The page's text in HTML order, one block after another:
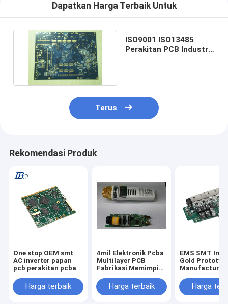
Dapatkan Harga Terbaik Untuk
ISO9001 ISO13485
Perakitan PCB Industri
Terus
Rekomendasi Produk
One stop OEM smt
AC inverter papan
pcb perakitan pcba
Harga terbaik
4mil Elektronik Pcba
Multilayer PCB
Fabrikasi Memimpin
Harga terbaik
EMS SMT
Gold
Harga